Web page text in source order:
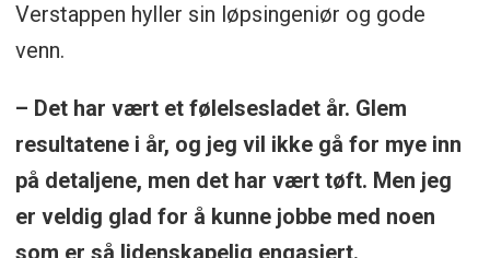
Verstappen hyller sin løpsingeniør og gode
venn.
– Det har vært et følelsesladet år. Glem
resultatene i år, og jeg vil ikke gå for mye inn
på detaljene, men det har vært tøft. Men jeg
er veldig glad for å kunne jobbe med noen
som er så lidenskapelig engasjert.